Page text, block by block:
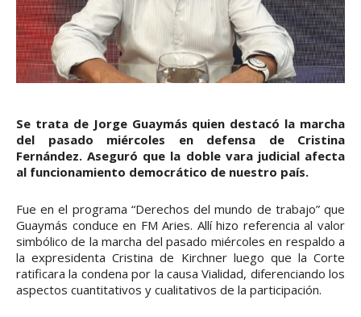
Se trata de Jorge Guaymás quien destacó la marcha
del pasado miércoles en defensa de Cristina
Fernández. Aseguró que la doble vara judicial afecta
al funcionamiento democrático de nuestro país.
Fue en el programa “Derechos del mundo de trabajo” que
Guaymás conduce en FM Aries. Allí hizo referencia al valor
simbólico de la marcha del pasado miércoles en respaldo a
la expresidenta Cristina de Kirchner luego que la Corte
ratificara la condena por la causa Vialidad, diferenciando los
aspectos cuantitativos y cualitativos de la participación.